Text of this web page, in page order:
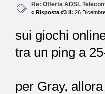
Re: Offerta ADSL
« Risposta #3 il: 26
sui giochi
tra un ping a
per Gray,